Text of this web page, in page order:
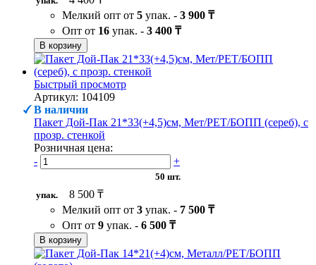
Мелкий опт от 5 упак. - 3 900 ₸
Опт от 16 упак. - 3 400 ₸
В корзину
Быстрый просмотр
Артикул: 104109
В наличии
Пакет Дой-Пак 21*33(+4,5)см, Мет/PET/БОПП (сереб), с
прозр. стенкой
Розничная цена:
-
+
50 шт.
упак.
8 500 ₸
Мелкий опт от 3 упак. - 7 500 ₸
Опт от 9 упак. - 6 500 ₸
В корзину